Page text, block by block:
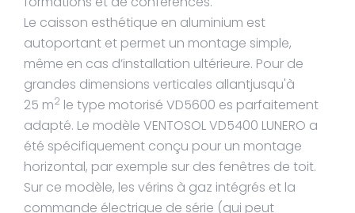
Le caisson esthétique en aluminium est
autoportant et permet un montage simple,
même en cas d’installation ultérieure. Pour de
grandes dimensions verticales allantjusqu'à
25 m2 le type motorisé VD5600 es parfaitement
adapté. Le modèle VENTOSOL VD5400 LUNERO a
été spécifiquement conçu pour un montage
horizontal, par exemple sur des fenêtres de toit.
Sur ce modèle, les vérins à gaz intégrés et la
commande électrique de série (qui peut